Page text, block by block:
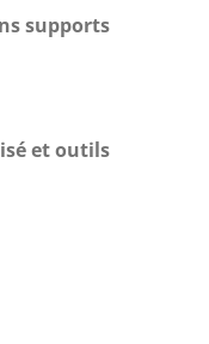
supports
et outils